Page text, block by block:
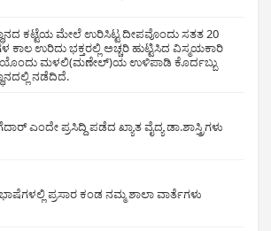
ಕಟ್ಟೆಯ ಮೇಲೆ ಉರಿಸಿಟ್ಟ ದೀಪವೊಂದು ಸತತ 20
ಕಾಲ ಉರಿದು ಭಕ್ತರಲ್ಲಿ ಅಚ್ಚರಿ ಹುಟ್ಟಿಸಿದ ವಿಸ್ಮಯಕಾರಿ
ಮಳಲಿ(ಮಣೇಲ್)ಯ ಉಳಿಪಾಡಿ ಕೊರ್ದಬ್ಬು
ನಡೆದಿದೆ.
ಎಂದೇ ಪ್ರಸಿದ್ದಿ ಪಡೆದ ಖ್ಯಾತ ವೈದ್ಯ ಡಾ.ಶಾಸ್ತ್ರಿಗಳು
ಪ್ರಸಾರ ಕಂಡ ನಮ್ಮ ಶಾಲಾ ವಾರ್ತೆಗಳು